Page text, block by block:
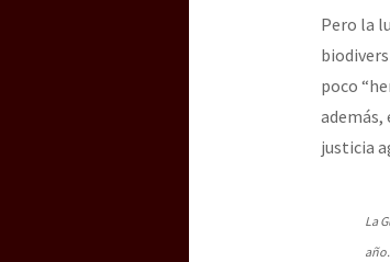
Pero la
poco
además,
justicia
La